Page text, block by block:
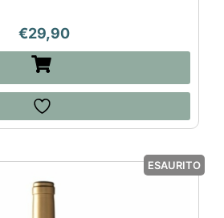
€29,90
ESAURITO